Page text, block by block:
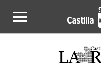
Noticias de la